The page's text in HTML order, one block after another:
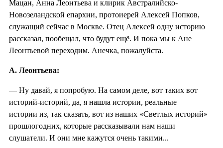
Мацан, Анна Леонтьева и клирик Австралийско-
Новозеландской епархии, протоиерей Алексей Попков,
служащий сейчас в Москве. Отец Алексей одну историю
рассказал, пообещал, что будут ещё. И пока мы к Ане
Леонтьевой переходим. Анечка, пожалуйста.
А. Леонтьева:
— Ну давай, я попробую. На самом деле, вот таких вот
историй-историй, да, я нашла истории, реальные
истории из, так сказать, вот из наших «Светлых историй»
прошлогодних, которые рассказывали нам наши
слушатели. И они мне кажутся очень такими...